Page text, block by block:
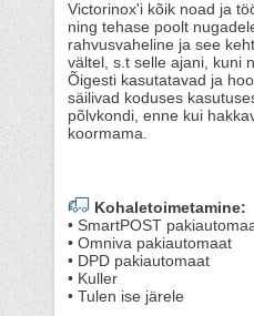
Victorinox'i kõik noad ja
ning tehase poolt
rahvusvaheline ja see
vältel, s.t selle ajani, kuni
Õigesti kasutatavad ja
säilivad koduses
põlvkondi, enne kui
koormama.
Kohaletoimetamine:
• SmartPOST
• Omniva pakiautomaat
• DPD pakiautomaat
• Kuller
• Tulen ise järele